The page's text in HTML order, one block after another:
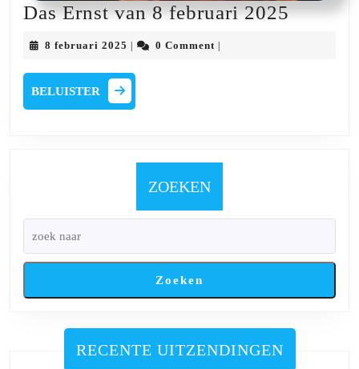
Das Ernst van 8 februari 2025Das
8 februari 2025 8
2025
0 Comment
BELUISTER
ZOEKEN
Zoeken
RECENTE UITZENDINGEN